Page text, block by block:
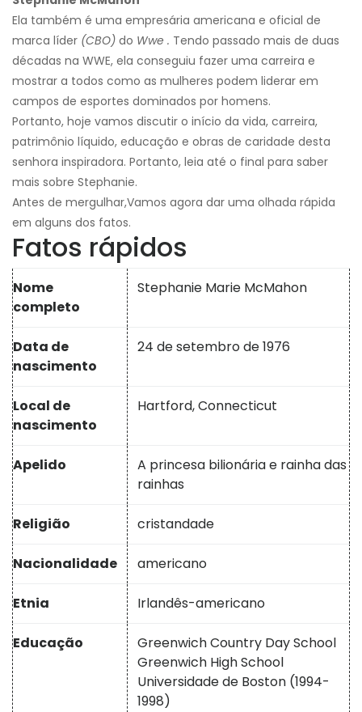
Ela também é uma empresária americana e oficial de
marca líder (CBO) do Wwe . Tendo passado mais de duas
décadas na WWE, ela conseguiu fazer uma carreira e
mostrar a todos como as mulheres podem liderar em
campos de esportes dominados por homens.
Portanto, hoje vamos discutir o início da vida, carreira,
patrimônio líquido, educação e obras de caridade desta
senhora inspiradora. Portanto, leia até o final para saber
mais sobre Stephanie.
Antes de mergulhar,Vamos agora dar uma olhada rápida
em alguns dos fatos.
Fatos rápidos
Nome
completo
Stephanie Marie McMahon
Data de
nascimento
24 de setembro de 1976
Local de
nascimento
Hartford, Connecticut
Apelido
A princesa bilionária e rainha das
rainhas
Religião cristandade
Nacionalidade americano
Etnia Irlandês-americano
Educação
Greenwich Country Day School
Greenwich High School
Universidade de Boston (1994-
1998)